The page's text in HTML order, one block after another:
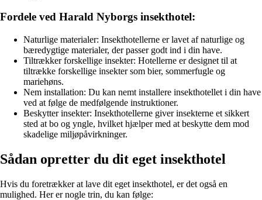
Fordele ved Harald Nyborgs insekthotel:
Naturlige materialer: Insekthotellerne er lavet af naturlige og
bæredygtige materialer, der passer godt ind i din have.
Tiltrækker forskellige insekter: Hotellerne er designet til at
tiltrække forskellige insekter som bier, sommerfugle og
mariehøns.
Nem installation: Du kan nemt installere insekthotellet i din have
ved at følge de medfølgende instruktioner.
Beskytter insekter: Insekthotellerne giver insekterne et sikkert
sted at bo og yngle, hvilket hjælper med at beskytte dem mod
skadelige miljøpåvirkninger.
Sådan opretter du dit eget insekthotel
Hvis du foretrækker at lave dit eget insekthotel, er det også en
mulighed. Her er nogle trin, du kan følge: